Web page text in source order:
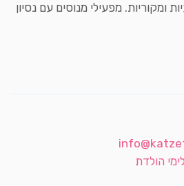
ומקוריות. מפעילי מנוסים עם נסיון
הולדת